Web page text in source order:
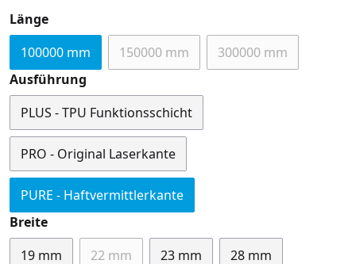
Längeauswählen
100000 mm
150000 mm(Diese Option ist zurzeit nicht
300000 mm(Diese Option ist
Ausführung
PLUS - TPU Funktionsschicht
PRO - Original Laserkante
PURE - Haftvermittlerkante
Breiteauswählen
19 mm
22 mm 23 mm 28 mm